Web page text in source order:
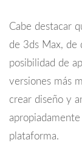
Cabe destacar
de 3ds Max, de
posibilidad de
versiones más
crear diseño y
plataforma.